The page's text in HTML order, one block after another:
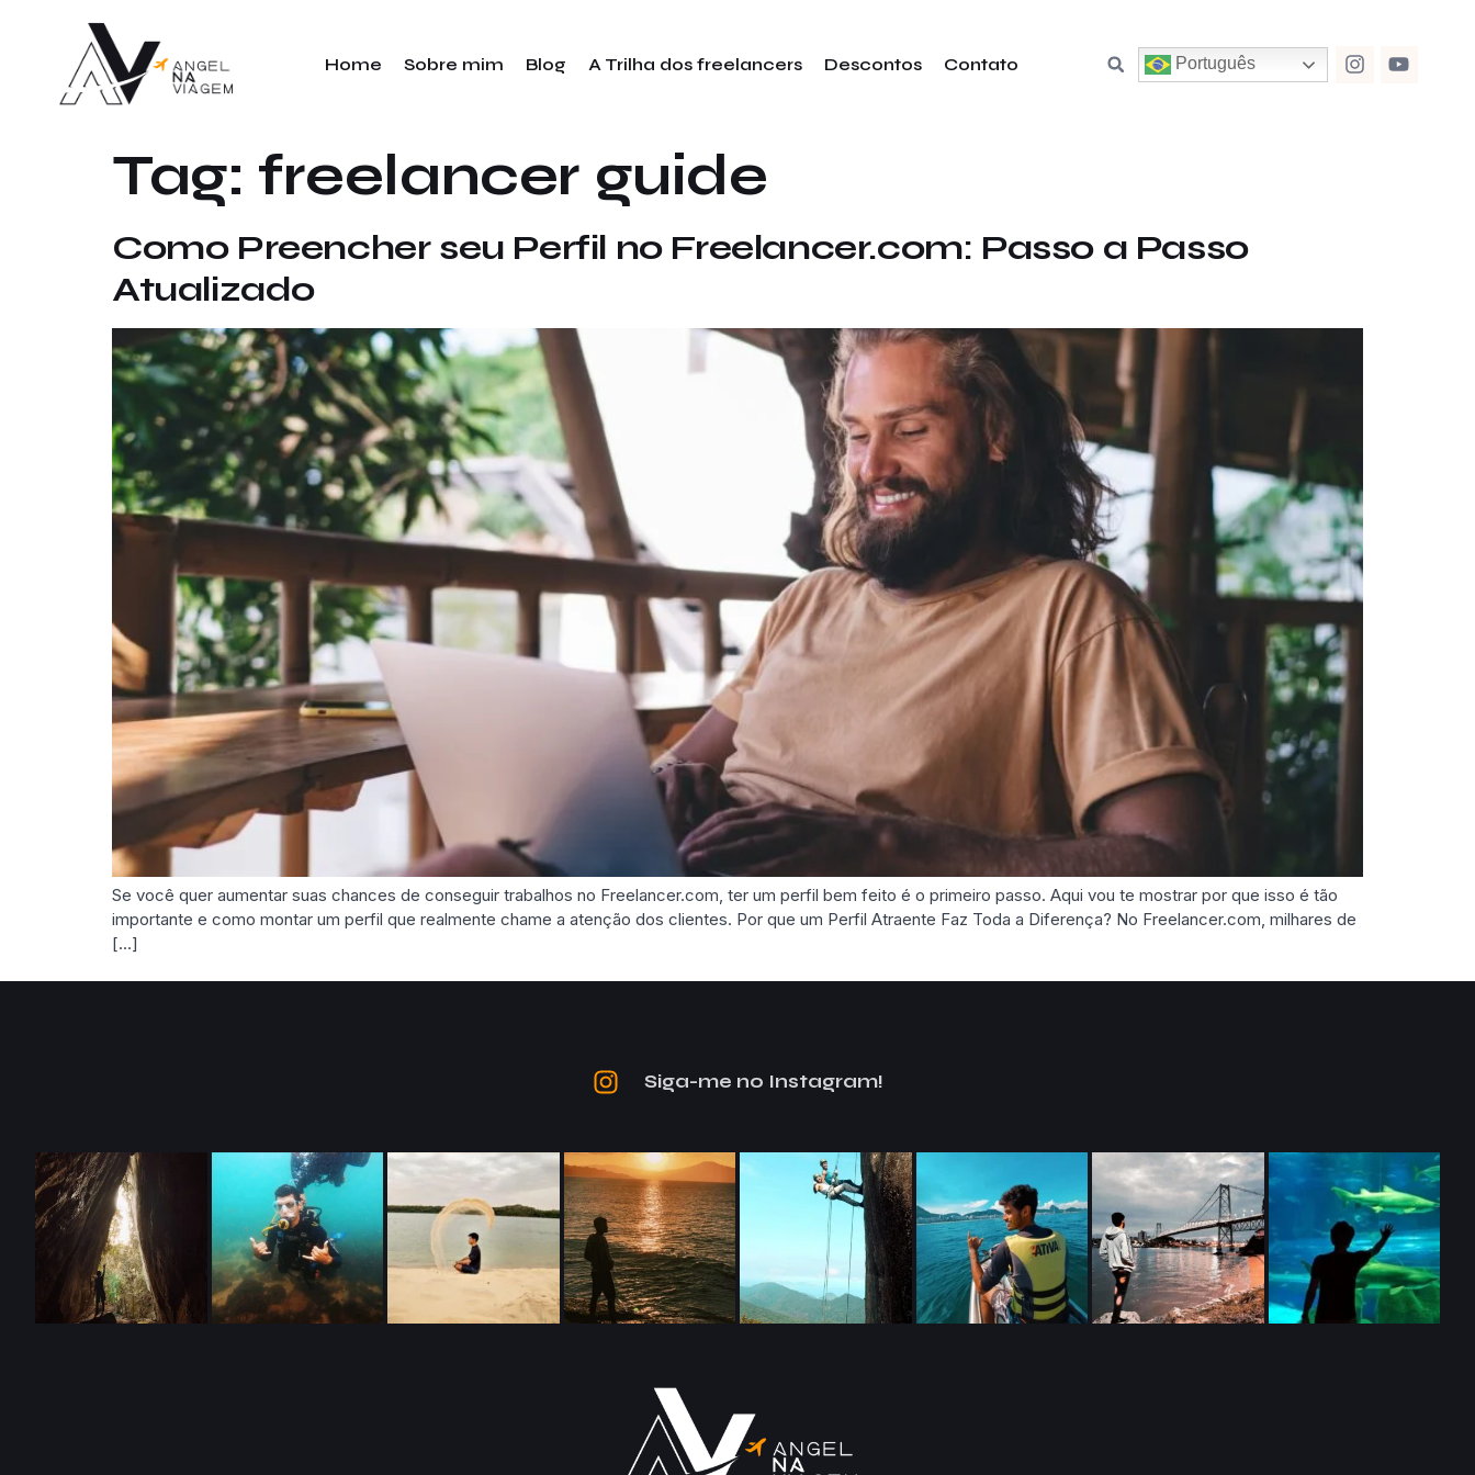
Home Sobre mim Blog A Trilha dos freelancers Descontos Contato Português
Tag: freelancer guide
Como Preencher seu Perfil no Freelancer.com: Passo a Passo
Atualizado
Se você quer aumentar suas chances de conseguir trabalhos no Freelancer.com, ter um perfil bem feito é o primeiro passo. Aqui vou te mostrar por que isso é tão
importante e como montar um perfil que realmente chame a atenção dos clientes. Por que um Perfil Atraente Faz Toda a Diferença? No Freelancer.com, milhares de
[…]
Siga-me no Instagram!